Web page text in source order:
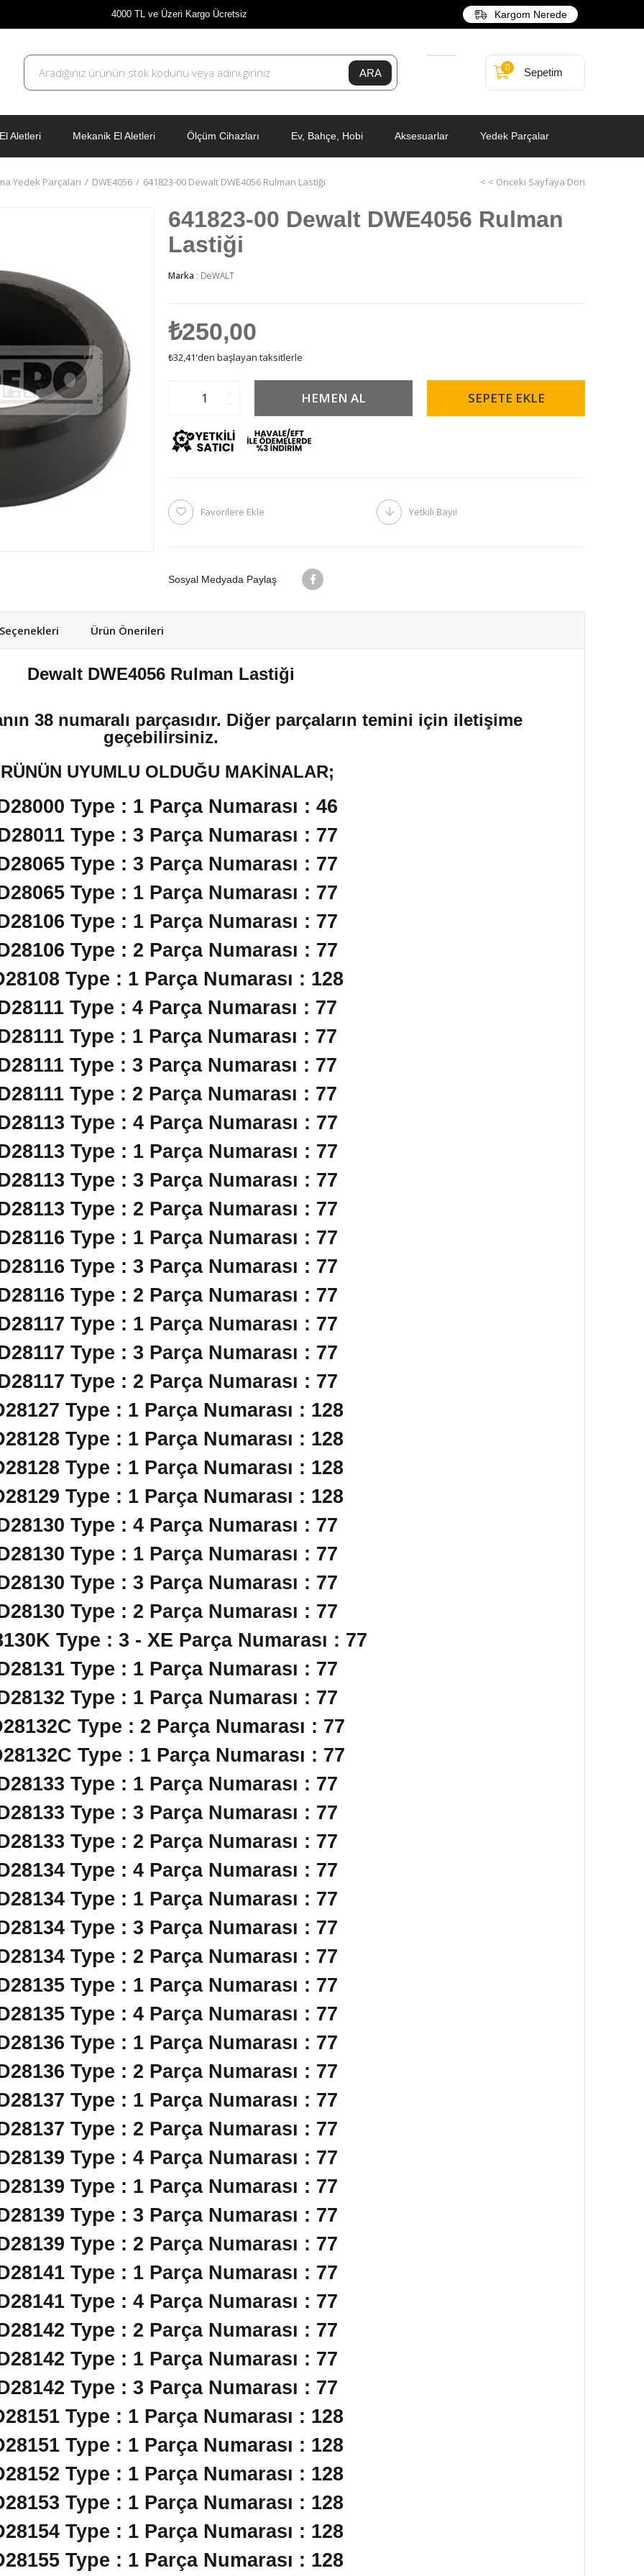
4000 TL ve Üzeri Kargo Ücretsiz Kargom Nerede
Sepetim
0
Aletleri Mekanik El Aletleri Ölçüm Cihazları Ev, Bahçe, Hobi Aksesuarlar Yedek Parçalar
Yedek Parçaları DWE4056 641823-00 Dewalt DWE4056 Rulman Lastiği < < Önceki Sayfaya Dön
641823-00 Dewalt DWE4056 Rulman
Lastiği
Marka : DeWALT
₺250,00
₺32,41'den başlayan taksitlerle
Favorilere Ekle Yetkili Bayii
Sosyal Medyada Paylaş
Ürün Önerileri
Dewalt DWE4056 Rulman Lastiği
38 numaralı parçasıdır. Diğer parçaların temini için iletişime
geçebilirsiniz.
UYUMLU OLDUĞU MAKİNALAR;
Type : 1 Parça Numarası : 46
Type : 3 Parça Numarası : 77
Type : 3 Parça Numarası : 77
Type : 1 Parça Numarası : 77
Type : 1 Parça Numarası : 77
Type : 2 Parça Numarası : 77
Type : 1 Parça Numarası : 128
Type : 4 Parça Numarası : 77
Type : 1 Parça Numarası : 77
Type : 3 Parça Numarası : 77
Type : 2 Parça Numarası : 77
Type : 4 Parça Numarası : 77
Type : 1 Parça Numarası : 77
Type : 3 Parça Numarası : 77
Type : 2 Parça Numarası : 77
Type : 1 Parça Numarası : 77
Type : 3 Parça Numarası : 77
Type : 2 Parça Numarası : 77
Type : 1 Parça Numarası : 77
Type : 3 Parça Numarası : 77
Type : 2 Parça Numarası : 77
Type : 1 Parça Numarası : 128
Type : 1 Parça Numarası : 128
Type : 1 Parça Numarası : 128
Type : 1 Parça Numarası : 128
Type : 4 Parça Numarası : 77
Type : 1 Parça Numarası : 77
Type : 3 Parça Numarası : 77
Type : 2 Parça Numarası : 77
Type : 3 - XE Parça Numarası : 77
Type : 1 Parça Numarası : 77
Type : 1 Parça Numarası : 77
Type : 2 Parça Numarası : 77
Type : 1 Parça Numarası : 77
Type : 1 Parça Numarası : 77
Type : 3 Parça Numarası : 77
Type : 2 Parça Numarası : 77
Type : 4 Parça Numarası : 77
Type : 1 Parça Numarası : 77
Type : 3 Parça Numarası : 77
Type : 2 Parça Numarası : 77
Type : 1 Parça Numarası : 77
Type : 4 Parça Numarası : 77
Type : 1 Parça Numarası : 77
Type : 2 Parça Numarası : 77
Type : 1 Parça Numarası : 77
Type : 2 Parça Numarası : 77
Type : 4 Parça Numarası : 77
Type : 1 Parça Numarası : 77
Type : 3 Parça Numarası : 77
Type : 2 Parça Numarası : 77
Type : 1 Parça Numarası : 77
Type : 4 Parça Numarası : 77
Type : 2 Parça Numarası : 77
Type : 1 Parça Numarası : 77
Type : 3 Parça Numarası : 77
Type : 1 Parça Numarası : 128
Type : 1 Parça Numarası : 128
Type : 1 Parça Numarası : 128
Type : 1 Parça Numarası : 128
Type : 1 Parça Numarası : 128
Type : 1 Parça Numarası : 128